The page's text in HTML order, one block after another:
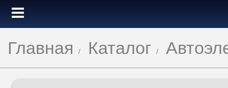
Главная Каталог